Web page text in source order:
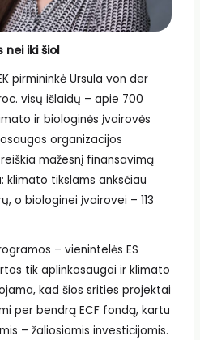
nei iki šiol
pirmininkė Ursula von der
visų išlaidų – apie 700
ir biologinės įvairovės
organizacijos
mažesnį finansavimą
klimato tikslams anksčiau
o biologinei įvairovei – 113
– vienintelės ES
tik aplinkosaugai ir klimato
kad šios srities projektai
per bendrą ECF fondą, kartu
– žaliosiomis investicijomis.